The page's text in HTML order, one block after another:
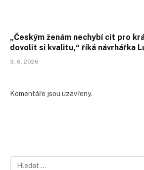
„Českým ženám nechybí cit pro
dovolit si kvalitu,“ říká návrhářka
3. 6. 2026
Komentáře jsou uzavřeny.